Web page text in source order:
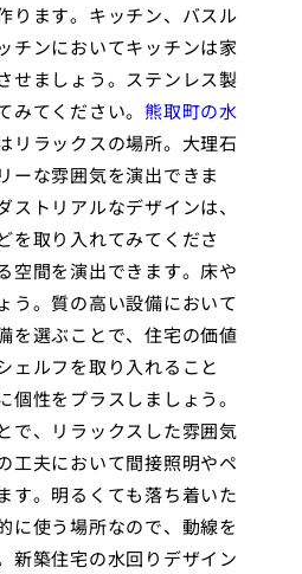
ります。キッチン、バスル
チンにおいてキッチンは家
せましょう。ステンレス製
てください。 熊取町の水
リラックスの場所。大理石
ーな雰囲気を演出できま
トリアルなデザインは、
を取り入れてみてくださ
空間を演出できます。床や
う。質の高い設備において
を選ぶことで、住宅の価値
ェルフを取り入れること
性をプラスしましょう。
で、リラックスした雰囲気
工夫において間接照明やペ
す。明るくても落ち着いた
に使う場所なので、動線を
新築住宅の水回りデザイン